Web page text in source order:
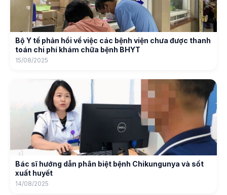
Bộ Y tế phản hồi về việc các bệnh viện chưa được thanh
toán chi phí khám chữa bệnh BHYT
15/08/2025
Bác sĩ hướng dẫn phân biệt bệnh Chikungunya và sốt
xuất huyết
14/08/2025